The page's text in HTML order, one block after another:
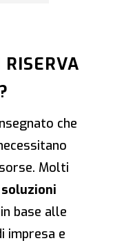
che
Molti
soluzioni
base alle
impresa e